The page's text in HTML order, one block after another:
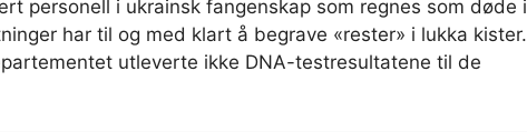
personell i ukrainsk fangenskap som regnes som døde i
har til og med klart å begrave «rester» i lukka kister.
utleverte ikke DNA-testresultatene til de